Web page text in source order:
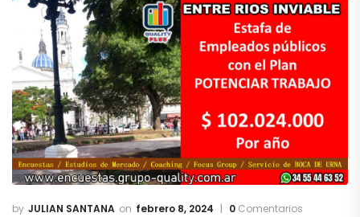
JULIAN SANTANA febrero 8, 2024 0 Comentarios